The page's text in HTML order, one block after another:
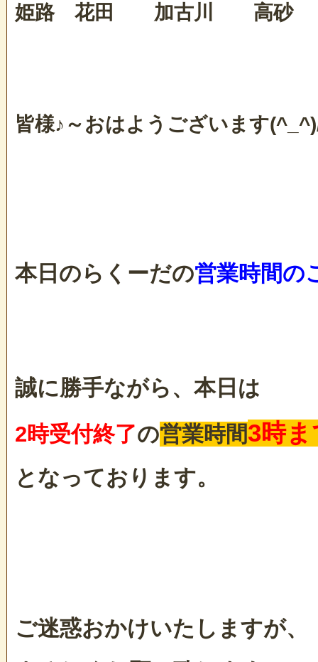
姫路 花田 加古川 高砂
皆様♪～おはようございます
本日のらくーだの営業時間の
誠に勝手ながら、本日は
2時受付終了の営業時間3時ま
となっております。
ご迷惑おかけいたしますが、